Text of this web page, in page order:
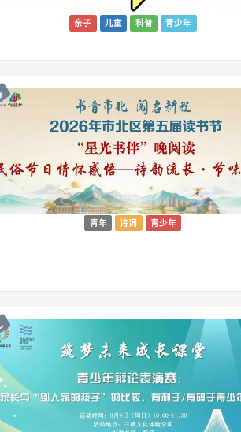
亲子 儿童 科普 青少年
青年 诗词 青少年